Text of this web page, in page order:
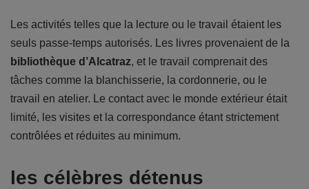
Les activités telles que la lecture ou le travail étaient les
seuls passe-temps autorisés. Les livres provenaient de la
bibliothèque d’Alcatraz, et le travail comprenait des
tâches comme la blanchisserie, la cordonnerie, ou le
travail en atelier. Le contact avec le monde extérieur était
limité, les visites et la correspondance étant strictement
contrôlées et réduites au minimum.
les célèbres détenus